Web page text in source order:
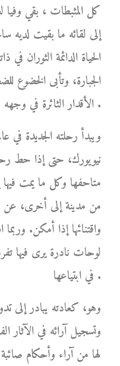
كل المثبطات ، بقي
إلى لقائه ما بقيت لديه
الحياة الدائمة الثوران
الجبارة، وتأبى الخضوع
الأقدار الثائرة في وجهه .
ويبدأ رحلته الجديدة في
نيويورك، حتى إذا حط
متاحفها وكل ما يمت
من مدينة إلى أخرى، عن
واقتنائها إذا أمكن.
لوحات نادرة يرى فيها
في ابتياعها .
وهو، كعادته يبادر إلى
وتسجيل آرائه في الآثار
لها من آراء وأحكام